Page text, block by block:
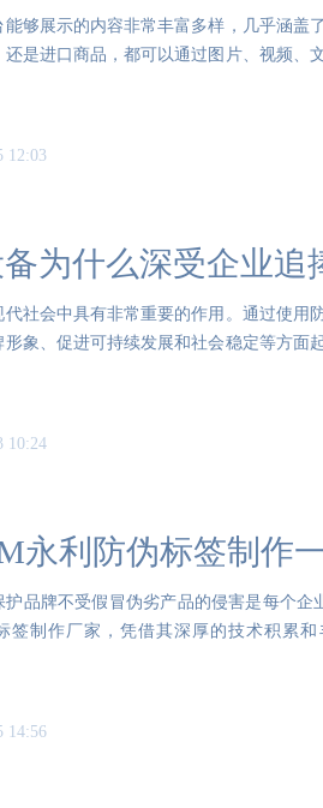
能够展示的内容非常丰富多样，几乎涵盖
还是进口商品，都可以通过图片、视频、
12:03
为什么深受企业追
代社会中具有非常重要的作用。通过使用
象、促进可持续发展和社会稳定等方面
10:24
永利防伪标签制作
护品牌不受假冒伪劣产品的侵害是每个
签制作厂家，凭借其深厚的技术积累
14:56